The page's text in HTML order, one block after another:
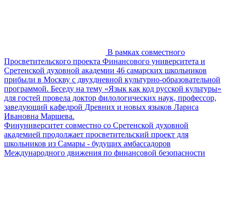
В рамках совместного
Просветительского проекта Финансового университета и
Сретенской духовной академии 46 самарских школьников
прибыли в Москву с двухдневной культурно-образовательной
программой. Беседу на тему «Язык как код русской культуры»
для гостей провела доктор филологических наук, профессор,
заведующий кафедрой Древних и новых языков Лариса
Ивановна Маршева.
Финуниверситет совместно со Сретенской духовной
академией продолжает просветительский проект для
школьников из Самары - будущих амбассадоров
Международного движения по финансовой безопасности